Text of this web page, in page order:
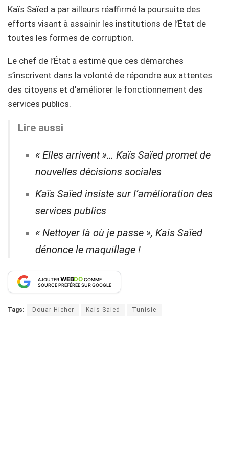
Kaïs Saïed a par ailleurs réaffirmé la poursuite des
efforts visant à assainir les institutions de l’État de
toutes les formes de corruption.
Le chef de l’État a estimé que ces démarches
s’inscrivent dans la volonté de répondre aux attentes
des citoyens et d’améliorer le fonctionnement des
services publics.
Lire aussi
« Elles arrivent »… Kaïs Saïed promet de
nouvelles décisions sociales
Kaïs Saïed insiste sur l’amélioration des
services publics
« Nettoyer là où je passe », Kais Saïed
dénonce le maquillage !
AJOUTERWEBDOCOMME
SOURCE PRÉFÉRÉE SUR GOOGLE
Tags: Douar Hicher Kais Saied Tunisie